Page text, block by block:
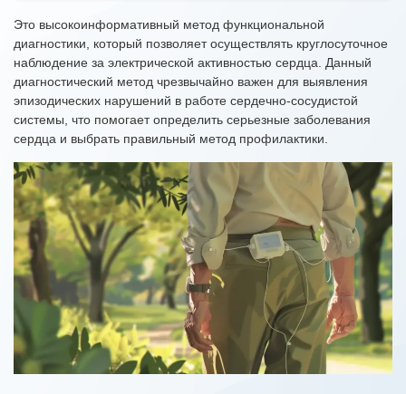
Это высокоинформативный метод функциональной
диагностики, который позволяет осуществлять круглосуточное
наблюдение за электрической активностью сердца. Данный
диагностический метод чрезвычайно важен для выявления
эпизодических нарушений в работе сердечно-сосудистой
системы, что помогает определить серьезные заболевания
сердца и выбрать правильный метод профилактики.